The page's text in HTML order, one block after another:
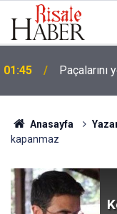
01:45
Anasayfa
kapanmaz